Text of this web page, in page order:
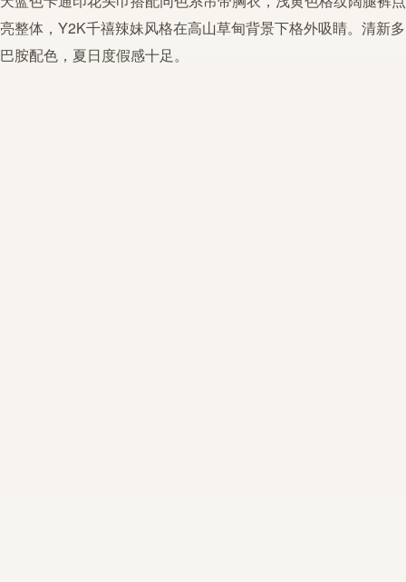
亮整体， Y2K千禧辣妹风格在高山草甸背景下格外吸睛。清新多
巴胺配色，夏日度假感十足。